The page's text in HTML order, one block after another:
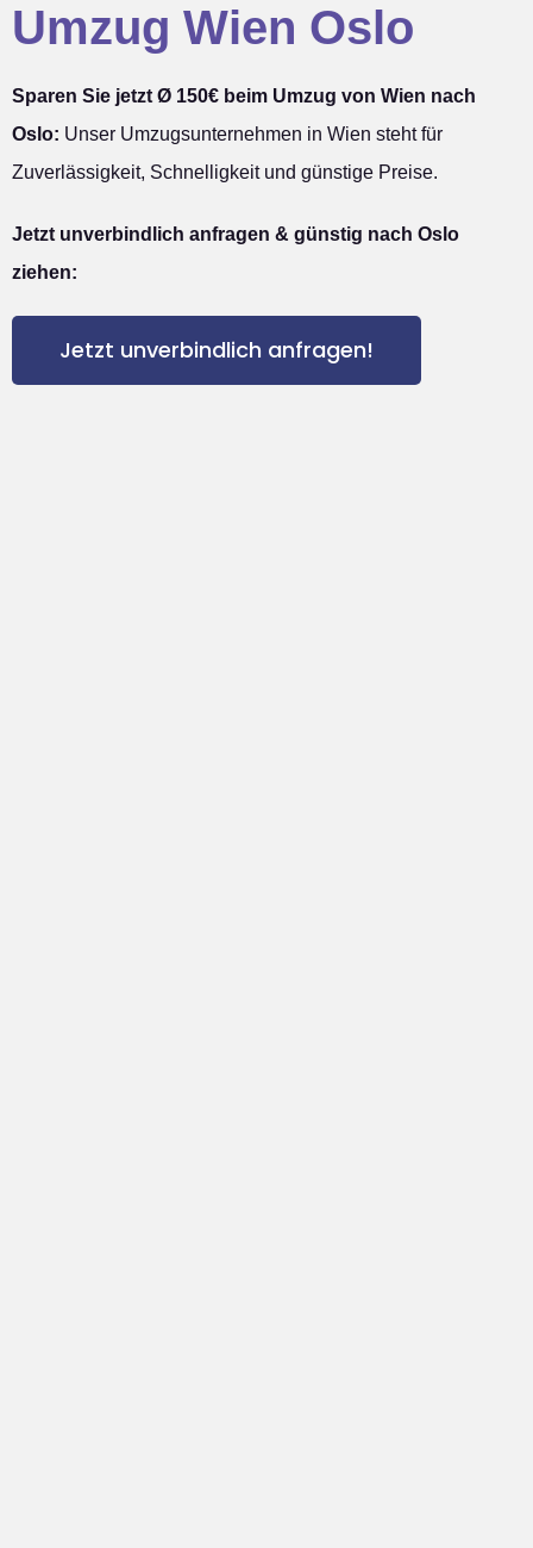
Umzug Wien Oslo
Sparen Sie jetzt Ø 150€ beim Umzug von Wien nach
Oslo: Unser Umzugsunternehmen in Wien steht für
Zuverlässigkeit, Schnelligkeit und günstige Preise.
Jetzt unverbindlich anfragen & günstig nach Oslo
ziehen:
Jetzt unverbindlich anfragen!